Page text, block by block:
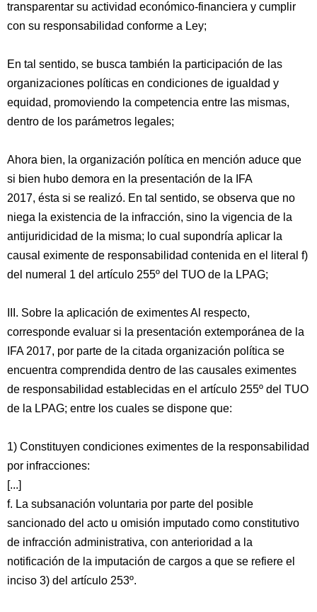
transparentar su actividad económico-financiera y cumplir
con su responsabilidad conforme a Ley;
En tal sentido, se busca también la participación de las
organizaciones políticas en condiciones de igualdad y
equidad, promoviendo la competencia entre las mismas,
dentro de los parámetros legales;
Ahora bien, la organización política en mención aduce que
si bien hubo demora en la presentación de la IFA
2017, ésta si se realizó. En tal sentido, se observa que no
niega la existencia de la infracción, sino la vigencia de la
antijuridicidad de la misma; lo cual supondría aplicar la
causal eximente de responsabilidad contenida en el literal f)
del numeral 1 del artículo 255º del TUO de la LPAG;
III. Sobre la aplicación de eximentes Al respecto,
corresponde evaluar si la presentación extemporánea de la
IFA 2017, por parte de la citada organización política se
encuentra comprendida dentro de las causales eximentes
de responsabilidad establecidas en el artículo 255º del TUO
de la LPAG; entre los cuales se dispone que:
1) Constituyen condiciones eximentes de la responsabilidad
por infracciones:
[...]
f. La subsanación voluntaria por parte del posible
sancionado del acto u omisión imputado como constitutivo
de infracción administrativa, con anterioridad a la
notificación de la imputación de cargos a que se refiere el
inciso 3) del artículo 253º.